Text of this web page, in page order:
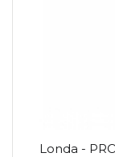
Londa -